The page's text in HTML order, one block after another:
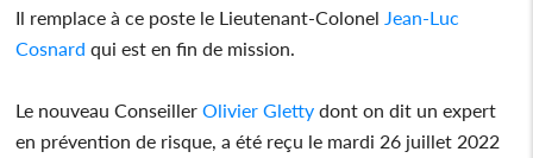
Il remplace à ce poste le Lieutenant-Colonel Jean-Luc
Cosnard qui est en fin de mission.
Le nouveau ConseillerOlivier Gletty dont on dit un expert
en prévention de risque, a été reçu le mardi 26 juillet 2022